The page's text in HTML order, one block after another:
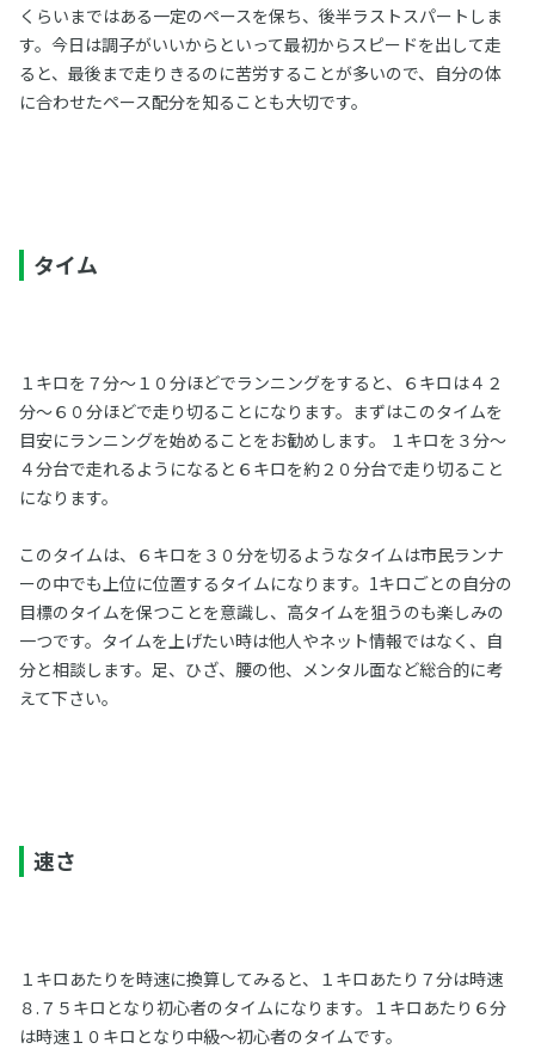
くらいまではある一定のペースを保ち、後半ラストスパートしま
す。今日は調子がいいからといって最初からスピードを出して走
ると、最後まで走りきるのに苦労することが多いので、自分の体
に合わせたペース配分を知ることも大切です。
タイム
１キロを７分～１０分ほどでランニングをすると、６キロは４２
分～６０分ほどで走り切ることになります。まずはこのタイムを
目安にランニングを始めることをお勧めします。 １キロを３分～
４分台で走れるようになると６キロを約２０分台で走り切ること
になります。
このタイムは、６キロを３０分を切るようなタイムは市民ランナ
ーの中でも上位に位置するタイムになります。1キロごとの自分の
目標のタイムを保つことを意識し、高タイムを狙うのも楽しみの
一つです。タイムを上げたい時は他人やネット情報ではなく、自
分と相談します。足、ひざ、腰の他、メンタル面など総合的に考
えて下さい。
速さ
１キロあたりを時速に換算してみると、１キロあたり７分は時速
８.７５キロとなり初心者のタイムになります。１キロあたり６分
は時速１０キロとなり中級～初心者のタイムです。